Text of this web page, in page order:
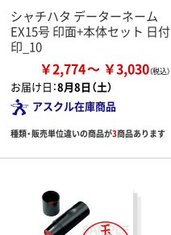
シャチハタ データーネーム
EX15号 印面+本体セット 日付
印_10
￥2,774 ￥3,030
お届け日：8月8日（土）
アスクル在庫商品
種類・販売単位違いの商品が3商品あります